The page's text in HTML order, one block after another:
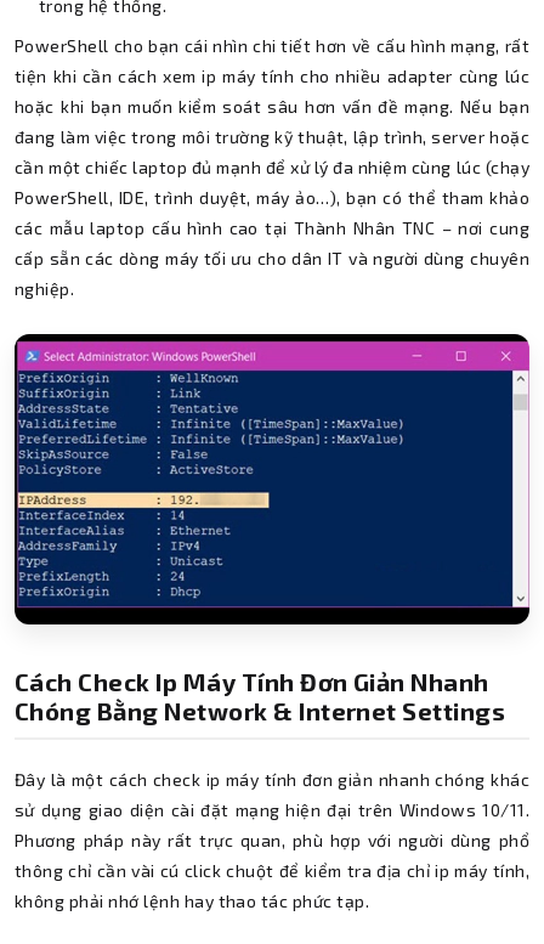
trong hệ thống.
PowerShell cho bạn cái nhìn chi tiết hơn về cấu hình mạng, rất
tiện khi cần cách xem ip máy tính cho nhiều adapter cùng lúc
hoặc khi bạn muốn kiểm soát sâu hơn vấn đề mạng. Nếu bạn
đang làm việc trong môi trường kỹ thuật, lập trình, server hoặc
cần một chiếc laptop đủ mạnh để xử lý đa nhiệm cùng lúc (chạy
PowerShell, IDE, trình duyệt, máy ảo…), bạn có thể tham khảo
các mẫu laptop cấu hình cao tại Thành Nhân TNC – nơi cung
cấp sẵn các dòng máy tối ưu cho dân IT và người dùng chuyên
nghiệp.
Cách Check Ip Máy Tính Đơn Giản Nhanh
Chóng Bằng Network & Internet Settings
Đây là một cách check ip máy tính đơn giản nhanh chóng khác
sử dụng giao diện cài đặt mạng hiện đại trên Windows 10/11.
Phương pháp này rất trực quan, phù hợp với người dùng phổ
thông chỉ cần vài cú click chuột để kiểm tra địa chỉ ip máy tính,
không phải nhớ lệnh hay thao tác phức tạp.